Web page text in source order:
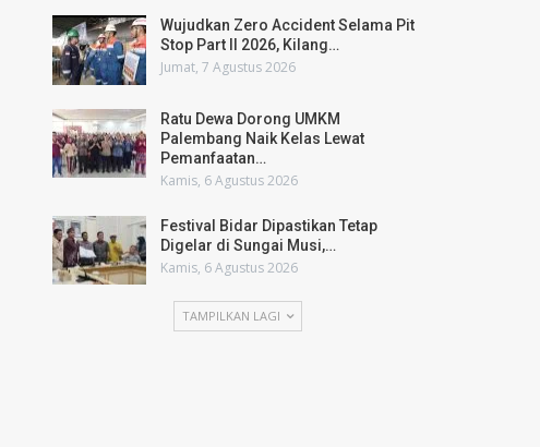
Wujudkan Zero Accident Selama Pit
Stop Part II 2026, Kilang…
Jumat, 7 Agustus 2026
Ratu Dewa Dorong UMKM
Palembang Naik Kelas Lewat
Pemanfaatan…
Kamis, 6 Agustus 2026
Festival Bidar Dipastikan Tetap
Digelar di Sungai Musi,…
Kamis, 6 Agustus 2026
TAMPILKAN LAGI